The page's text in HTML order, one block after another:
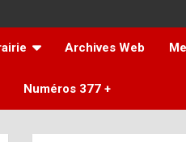
Archives Web
Numéros 377 +